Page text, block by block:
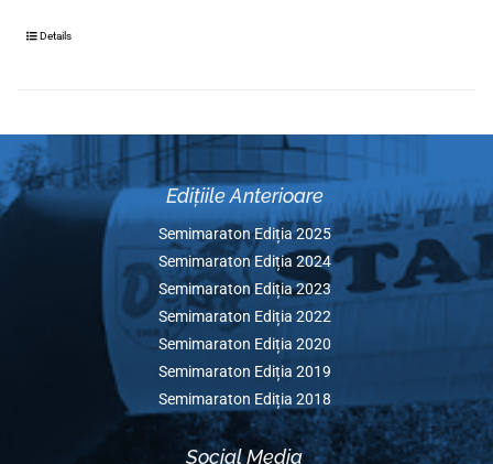
Details
Edițiile Anterioare
Semimaraton Ediția 2025
Semimaraton Ediția 2024